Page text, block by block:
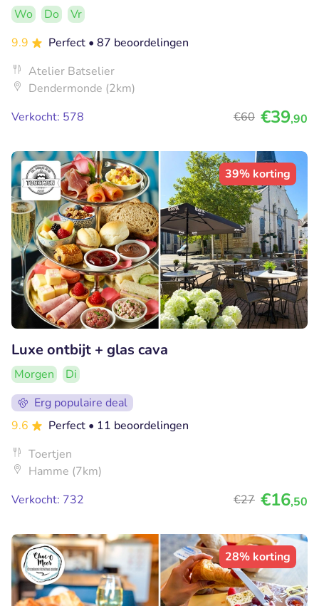
Wo Do
Vr
9.9
Perfect • 87 beoordelingen
Atelier Batselier
Dendermonde (2km)
Verkocht: 578
€60 €39,90
39% korting
Luxe ontbijt + glas cava
Morgen
Di
Erg populaire deal
9.6
Perfect • 11 beoordelingen
Toertjen
Hamme (7km)
Verkocht: 732
€27 €16,50
28% korting